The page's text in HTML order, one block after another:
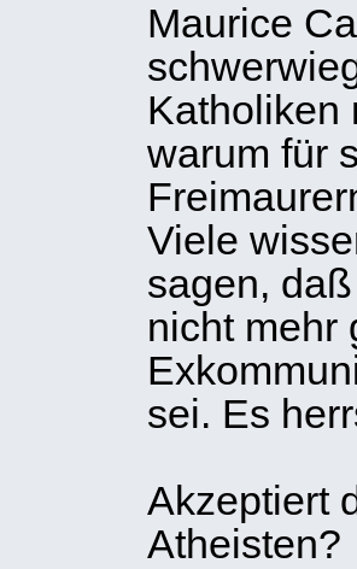
Maurice
Katholiken
warum für
Viele
sagen,
nicht mehr
sei. Es
Akzeptiert
Atheisten?